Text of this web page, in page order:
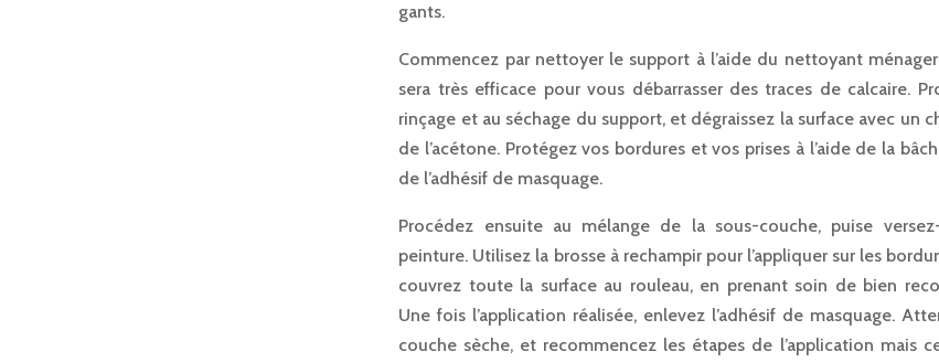
gants.
Commencez par nettoyer le support à l’aide du nettoyant
sera très efficace pour vous débarrasser des traces de calcaire.
rinçage et au séchage du support, et dégraissez la surface avec un
de l’acétone. Protégez vos bordures et vos prises à l’aide de la
de l’adhésif de masquage.
Procédez ensuite au mélange de la sous-couche, puise
peinture. Utilisez la brosse à rechampir pour l’appliquer sur les
couvrez toute la surface au rouleau, en prenant soin de bien
Une fois l’application réalisée, enlevez l’adhésif de masquage.
couche sèche, et recommencez les étapes de l’application mais